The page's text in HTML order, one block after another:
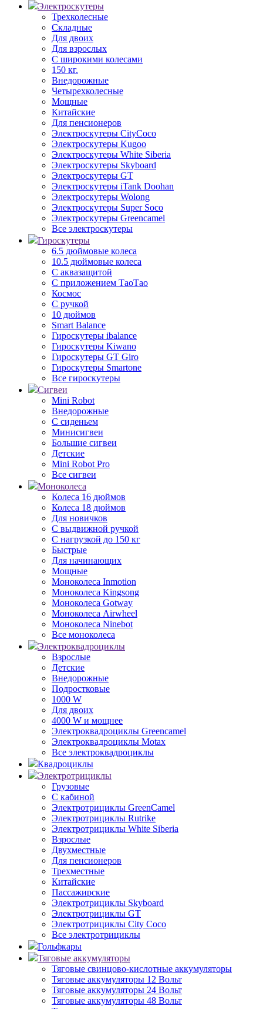
Электроскутеры
Трехколесные
Складные
Для двоих
Для взрослых
С широкими колесами
150 кг.
Внедорожные
Четырехколесные
Мощные
Китайские
Для пенсионеров
Электроскутеры CityCoco
Электроскутеры Kugoo
Электроскутеры White Siberia
Электроскутеры Skyboard
Электроскутеры GT
Электроскутеры iTank Doohan
Электроскутеры Wolong
Электроскутеры Super Soco
Электроскутеры Greencamel
Все электроскутеры
Гироскутеры
6.5 дюймовые колеса
10.5 дюймовые колеса
С аквазащитой
С приложением ТаоТао
Космос
С ручкой
10 дюймов
Smart Balance
Гироскутеры ibalance
Гироскутеры Kiwano
Гироскутеры GT Giro
Гироскутеры Smartone
Все гироскутеры
Сигвеи
Mini Robot
Внедорожные
С сиденьем
Минисигвеи
Большие сигвеи
Детские
Mini Robot Pro
Все сигвеи
Моноколеса
Колеса 16 дюймов
Колеса 18 дюймов
Для новичков
С выдвижной ручкой
С нагрузкой до 150 кг
Быстрые
Для начинающих
Мощные
Моноколеса Inmotion
Моноколеса Kingsong
Моноколеса Gotway
Моноколеса Airwheel
Моноколеса Ninebot
Все моноколеса
Электроквадроциклы
Взрослые
Детские
Внедорожные
Подростковые
1000 W
Для двоих
4000 W и мощнее
Электроквадроциклы Greencamel
Электроквадроциклы Motax
Все электроквадроциклы
Квадроциклы
Электротрициклы
Грузовые
С кабиной
Электротрициклы GreenCamel
Электротрициклы Rutrike
Электротрициклы White Siberia
Взрослые
Двухместные
Для пенсионеров
Трехместные
Китайские
Пассажирские
Электротрициклы Skyboard
Электротрициклы GT
Электротрициклы City Coco
Все электротрициклы
Гольфкары
Тяговые аккумуляторы
Тяговые свинцово-кислотные аккумуляторы
Тяговые аккумуляторы 12 Вольт
Тяговые аккумуляторы 24 Вольт
Тяговые аккумуляторы 48 Вольт